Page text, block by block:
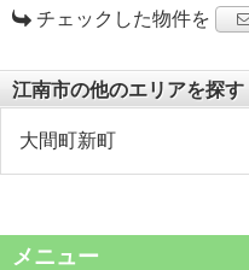
チェックした物件を
江南市の他のエリアを探す
大間町新町
メニュー